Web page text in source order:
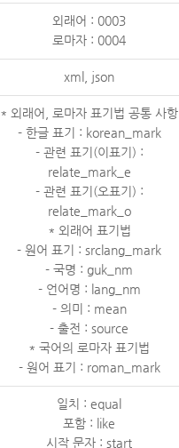
외래어 : 0003
로마자 : 0004
xml, json
* 외래어, 로마자 표기법 공통 사항
- 한글 표기 : korean_mark
- 관련 표기(이표기) :
relate_mark_e
- 관련 표기(오표기) :
relate_mark_o
* 외래어 표기법
- 원어 표기 : srclang_mark
- 국명 : guk_nm
- 언어명 : lang_nm
- 의미 : mean
- 출전 : source
* 국어의 로마자 표기법
- 원어 표기 : roman_mark
일치 : equal
포함 : like
시작 문자 : start